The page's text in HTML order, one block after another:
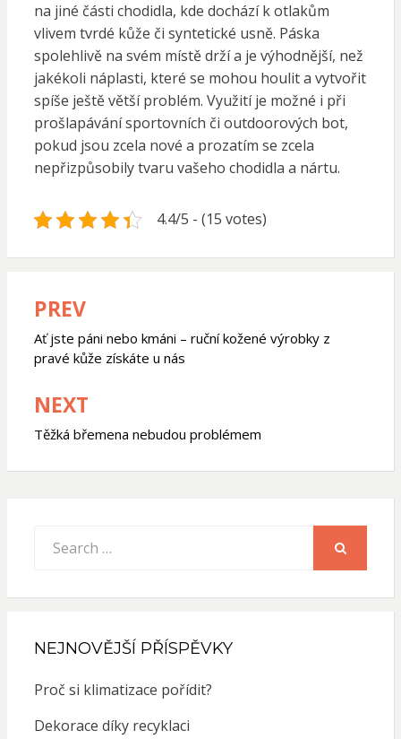
na jiné části chodidla, kde dochází k otlakům
vlivem tvrdé kůže či syntetické usně. Páska
spolehlivě na svém místě drží a je výhodnější, než
jakékoli náplasti, které se mohou houlit a vytvořit
spíše ještě větší problém. Využití je možné i při
prošlapávání sportovních či outdoorových bot,
pokud jsou zcela nové a prozatím se zcela
nepřizpůsobily tvaru vašeho chodidla a nártu.
4.4/5 - (15 votes)
Navigace
pro
příspěvek
PREV
Ať jste páni nebo kmáni – ruční kožené výrobky z
pravé kůže získáte u nás
NEXT
Těžká břemena nebudou problémem
for:
NEJNOVĚJŠÍ PŘÍSPĚVKY
Proč si klimatizace pořídit?
Dekorace díky recyklaci